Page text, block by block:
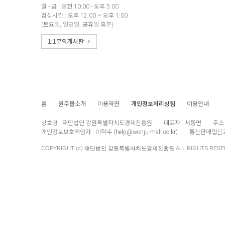
월 - 금 : 오전 10:00 - 오후 5:00
점심시간 : 오후 12:00 ~ 오후 1:00
(토요일, 일요일, 공휴일 휴무)
홈 원주몰소개 이용약관 개인정보처리방침 이용안내
상호명 : 재단법인 강원특별자치도경제진흥원 대표자 : 서동면
주소
개인정보보호책임자 : 이학수 (help@wonju-mall.co.kr) 통신판매업신
COPYRIGHT (c) 재단법인 강원특별자치도경제진흥원 ALL RIGHTS